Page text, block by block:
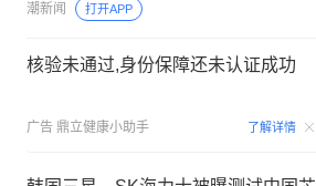
潮新闻 打开APP
核验未通过,身份保障还未认证成功
广告 鼎立健康小助手 了解详情